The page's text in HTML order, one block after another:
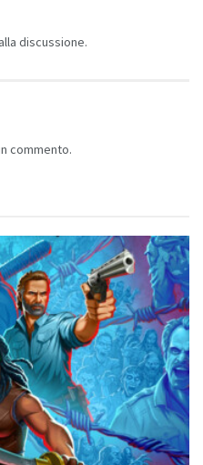
discussione.
commento.